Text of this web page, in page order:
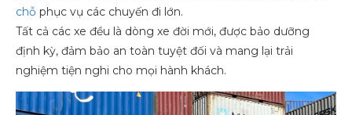
chỗ phục vụ các chuyến đi lớn.
Tất cả các xe đều là dòng xe đời mới, được bảo dưỡng
định kỳ, đảm bảo an toàn tuyệt đối và mang lại trải
nghiệm tiện nghi cho mọi hành khách.